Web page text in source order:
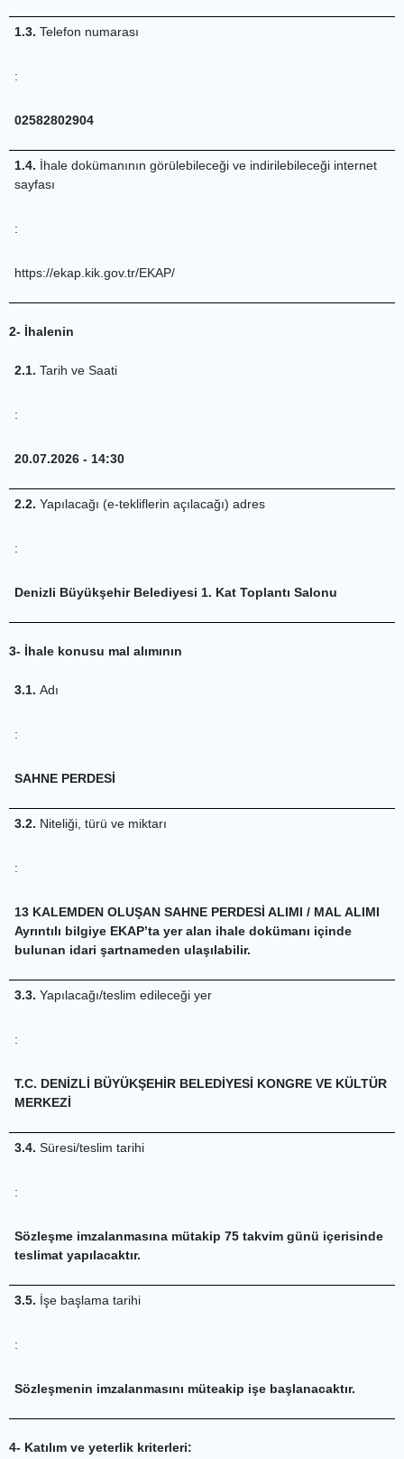
1.3. Telefon numarası
:
02582802904
1.4. İhale dokümanının görülebileceği ve indirilebileceği internet
sayfası
:
https://ekap.kik.gov.tr/EKAP/
2- İhalenin
2.1. Tarih ve Saati
:
20.07.2026 - 14:30
2.2. Yapılacağı (e-tekliflerin açılacağı) adres
:
Denizli Büyükşehir Belediyesi 1. Kat Toplantı Salonu
3- İhale konusu mal alımının
3.1. Adı
:
SAHNE PERDESİ
3.2. Niteliği, türü ve miktarı
:
13 KALEMDEN OLUŞAN SAHNE PERDESİ ALIMI / MAL ALIMI
Ayrıntılı bilgiye EKAP’ta yer alan ihale dokümanı içinde
bulunan idari şartnameden ulaşılabilir.
3.3. Yapılacağı/teslim edileceği yer
:
T.C. DENİZLİ BÜYÜKŞEHİR BELEDİYESİ KONGRE VE KÜLTÜR
MERKEZİ
3.4. Süresi/teslim tarihi
:
Sözleşme imzalanmasına mütakip 75 takvim günü içerisinde
teslimat yapılacaktır.
3.5. İşe başlama tarihi
:
Sözleşmenin imzalanmasını müteakip işe başlanacaktır.
4- Katılım ve yeterlik kriterleri: